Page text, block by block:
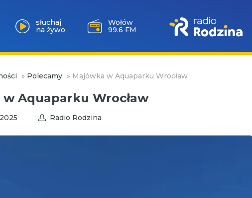
słuchaj
na żywo
Wołów
99.6 FM
» Polecamy » Majówka w Aquaparku Wrocław
Aquaparku Wrocław
Radio Rodzina